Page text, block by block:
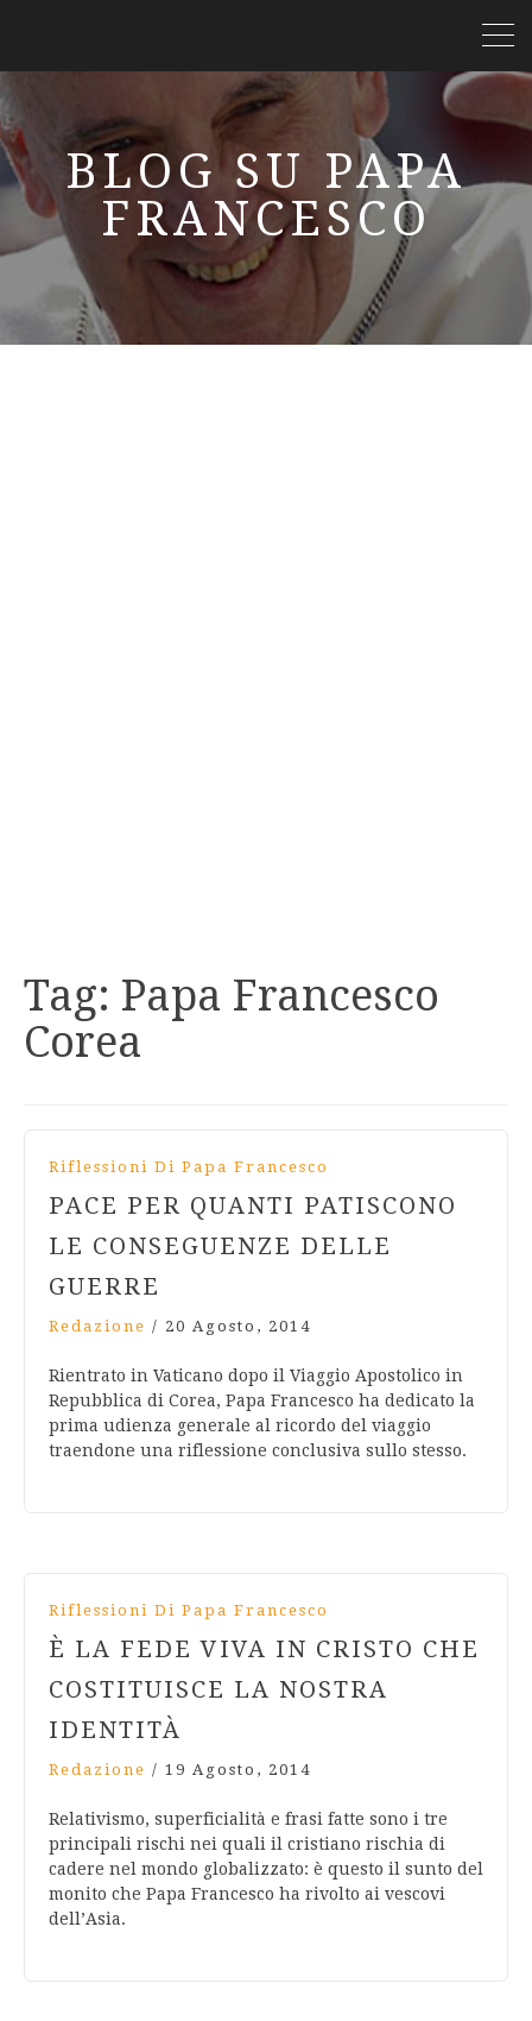
BLOG SU PAPA
FRANCESCO
Tag: Papa Francesco
Corea
Riflessioni Di Papa Francesco
PACE PER QUANTI PATISCONO
LE CONSEGUENZE DELLE
GUERRE
Redazione / 20 Agosto, 2014
Rientrato in Vaticano dopo il Viaggio Apostolico in
Repubblica di Corea, Papa Francesco ha dedicato la
prima udienza generale al ricordo del viaggio
traendone una riflessione conclusiva sullo stesso.
Riflessioni Di Papa Francesco
È LA FEDE VIVA IN CRISTO CHE
COSTITUISCE LA NOSTRA
IDENTITÀ
Redazione / 19 Agosto, 2014
Relativismo, superficialità e frasi fatte sono i tre
principali rischi nei quali il cristiano rischia di
cadere nel mondo globalizzato: è questo il sunto del
monito che Papa Francesco ha rivolto ai vescovi
dell’Asia.